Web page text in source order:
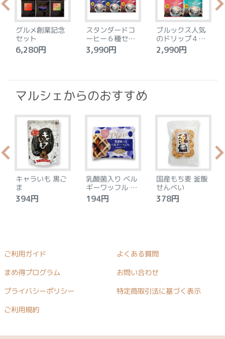
グルメ創業記念
セット
6,280円
スタンダードコ
ーヒー６種セッ
ト
3,990円
ブルックス人気
のドリップ４種
セット
2,990円
マルシェからのおすすめ
キャラいも 黒ご
ま
394円
乳酸菌入り ベル
ギーワッフル プ
レーン
194円
国産もち麦 釜飯
せんべい
378円
ご利用ガイド よくある質問
まめ得プログラム お問い合わせ
プライバシーポリシー 特定商取引法に基づく表示
ご利用規約